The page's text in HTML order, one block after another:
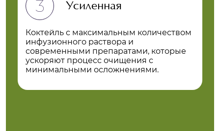
Усиленная
Коктейль с максимальным количеством
инфузионного раствора и
современными препаратами, которые
ускоряют процесс очищения с
минимальными осложнениями.